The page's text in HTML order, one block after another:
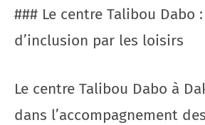
### Le centre Talibou Dabo
d’inclusion par les loisirs
Le centre Talibou Dabo à
dans l’accompagnement